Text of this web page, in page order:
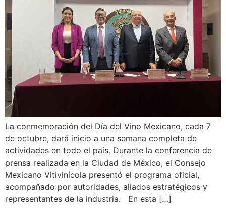
La conmemoración del Día del Vino Mexicano, cada 7
de octubre, dará inicio a una semana completa de
actividades en todo el país. Durante la conferencia de
prensa realizada en la Ciudad de México, el Consejo
Mexicano Vitivinícola presentó el programa oficial,
acompañado por autoridades, aliados estratégicos y
representantes de la industria. En esta […]